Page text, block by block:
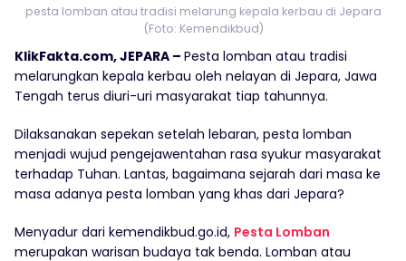
pesta lomban atau tradisi melarung kepala kerbau di Jepara
(Foto: Kemendikbud)
KlikFakta.com, JEPARA – Pesta lomban atau tradisi
melarungkan kepala kerbau oleh nelayan di Jepara, Jawa
Tengah terus diuri-uri masyarakat tiap tahunnya.
Dilaksanakan sepekan setelah lebaran, pesta lomban
menjadi wujud pengejawentahan rasa syukur masyarakat
terhadap Tuhan. Lantas, bagaimana sejarah dari masa ke
masa adanya pesta lomban yang khas dari Jepara?
Menyadur dari kemendikbud.go.id, Pesta Lomban
merupakan warisan budaya tak benda. Lomban atau